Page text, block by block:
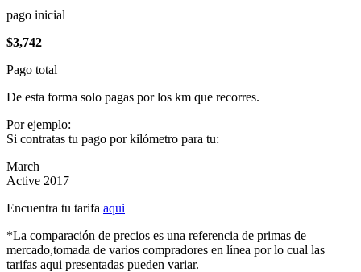
pago inicial
$3,742
Pago total
De esta forma solo pagas por los km que recorres.
Por ejemplo:
Si contratas tu pago por kilómetro para tu:
March
Active 2017
Encuentra tu tarifa aqui
*La comparación de precios es una referencia de primas de
mercado,tomada de varios compradores en línea por lo cual las
tarifas aqui presentadas pueden variar.